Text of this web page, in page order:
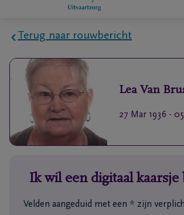
Home
Wie
zijn
we
regelen
Terug naar rouwbericht
Lea Van
27 Mar 1936 -
Ik wil een digitaal kaarsje
Velden aangeduid met een * zijn